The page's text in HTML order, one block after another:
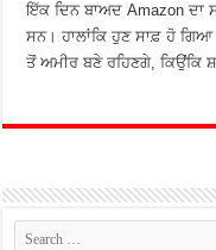
ਇੱਕ ਦਿਨ ਬਾਅਦ Amazon ਦਾ
ਸਨ। ਹਾਲਾਂਕਿ ਹੁਣ ਸਾਫ਼ ਹੋ
ਤੋਂ ਅਮੀਰ ਬਣੇ ਰਹਿਣਗੇ, ਕਿਉਂਕਿ